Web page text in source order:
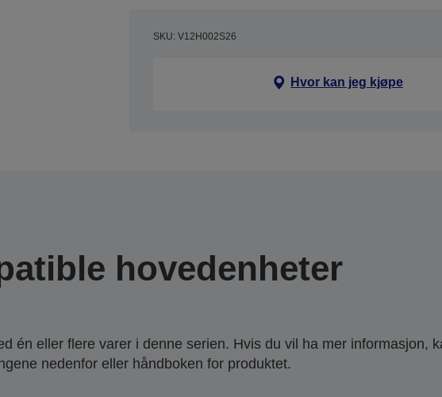
SKU: V12H002S26
Hvor kan jeg kjøpe
hovedenheter
én eller flere varer i denne serien. Hvis du vil ha mer informasjon,
nedenfor eller håndboken for produktet.